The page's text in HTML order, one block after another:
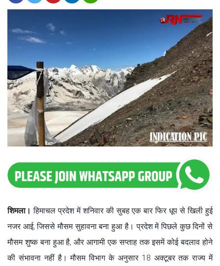
शिमला। हिमाचल प्रदेश में शनिवार की सुबह एक बार फिर धूप से खिली हुई
नजर आई, जिससे मौसम सुहावना बना हुआ है। प्रदेश में पिछले कुछ दिनों से
मौसम शुष्क बना हुआ है, और आगामी एक सप्ताह तक इसमें कोई बदलाव होने
की संभावना नहीं है। मौसम विभाग के अनुसार 18 अक्टूबर तक राज्य में